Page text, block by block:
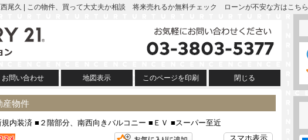
尾久 | この物件、買って大丈夫か相談 将来売れるか無料チェック ローンが不安な方はこちら
お問い合わせ 地図表示 このページを印刷 閉じる
産物件
内装済 ■２階部分、南西向きバルコニー ■ＥＶ ■スーパー至近
スマホ表示
お気に入りに追加